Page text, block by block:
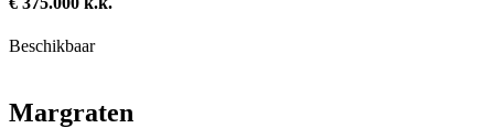
Beschikbaar
Margraten